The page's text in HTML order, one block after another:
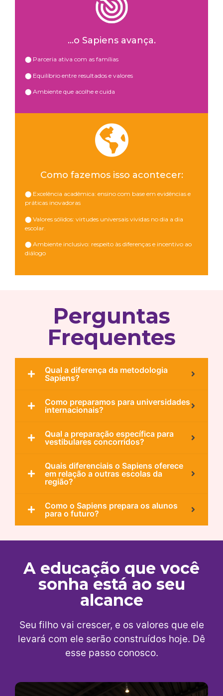
…o Sapiens avança.
⬤ Parceria ativa com as famílias
⬤ Equilíbrio entre resultados e valores
⬤ Ambiente que acolhe e cuida
Como fazemos isso acontecer:
⬤ Excelência acadêmica: ensino com base em evidências e
práticas inovadoras
⬤ Valores sólidos: virtudes universais vividas no dia a dia
escolar.
⬤ Ambiente inclusivo: respeito às diferenças e incentivo ao
diálogo
Perguntas
Frequentes
Qual a diferença da metodologia
Sapiens?
Como preparamos para universidades
internacionais?
Qual a preparação específica para
vestibulares concorridos?
Quais diferenciais o Sapiens oferece
em relação a outras escolas da
região?
Como o Sapiens prepara os alunos
para o futuro?
A educação que você
sonha está ao seu
alcance
Seu filho vai crescer, e os valores que ele
levará com ele serão construídos hoje. Dê
esse passo conosco.